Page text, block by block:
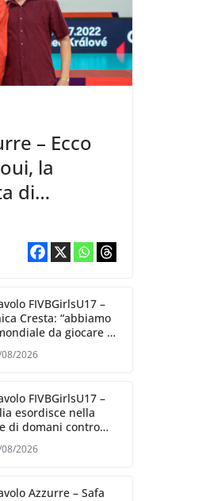
– Ecco
la
di
al
FIVBGirlsU17 –
Cresta: “abbiamo
da giocare al
2026
FIVBGirlsU17 –
esordisce nella
di domani contro
2026
Azzurre – Safa